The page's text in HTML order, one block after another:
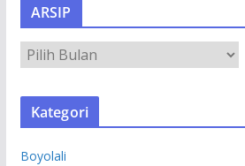
ARSIP
R
S
Kategori
Boyolali